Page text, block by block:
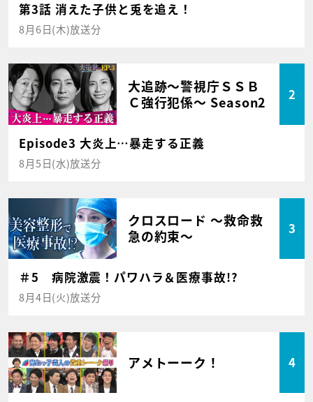
第3話 消えた子供と兎を追え！
8月6日(木)放送分
大追跡～警視庁ＳＳＢ
Ｃ強行犯係～ Season2
2
Episode3 大炎上…暴走する正義
8月5日(水)放送分
クロスロード ～救命救
急の約束～
3
＃5 病院激震！パワハラ＆医療事故!?
8月4日(火)放送分
アメトーーク！ 4